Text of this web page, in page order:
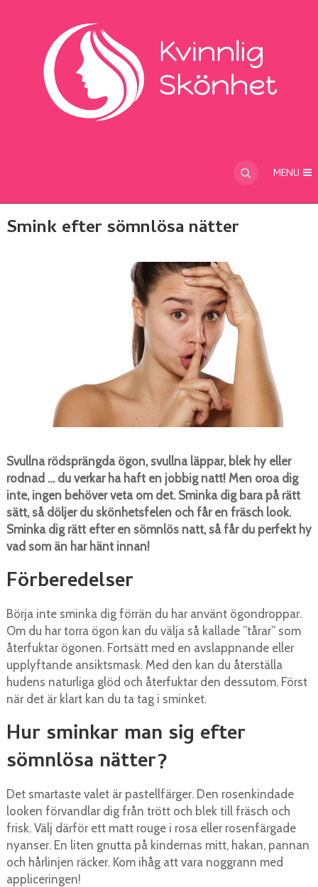
MENU
Smink efter sömnlösa nätter
Svullna rödsprängda ögon, svullna läppar, blek hy eller
rodnad … du verkar ha haft en jobbig natt! Men oroa dig
inte, ingen behöver veta om det. Sminka dig bara på rätt
sätt, så döljer du skönhetsfelen och får en fräsch look.
Sminka dig rätt efter en sömnlös natt, så får du perfekt hy
vad som än har hänt innan!
Förberedelser
Börja inte sminka dig förrän du har använt ögondroppar.
Om du har torra ögon kan du välja så kallade ”tårar” som
återfuktar ögonen. Fortsätt med en avslappnande eller
upplyftande ansiktsmask. Med den kan du återställa
hudens naturliga glöd och återfuktar den dessutom. Först
när det är klart kan du ta tag i sminket.
Hur sminkar man sig efter
sömnlösa nätter?
Det smartaste valet är pastellfärger. Den rosenkindade
looken förvandlar dig från trött och blek till fräsch och
frisk. Välj därför ett matt rouge i rosa eller rosenfärgade
nyanser. En liten gnutta på kindernas mitt, hakan, pannan
och hårlinjen räcker. Kom ihåg att vara noggrann med
appliceringen!